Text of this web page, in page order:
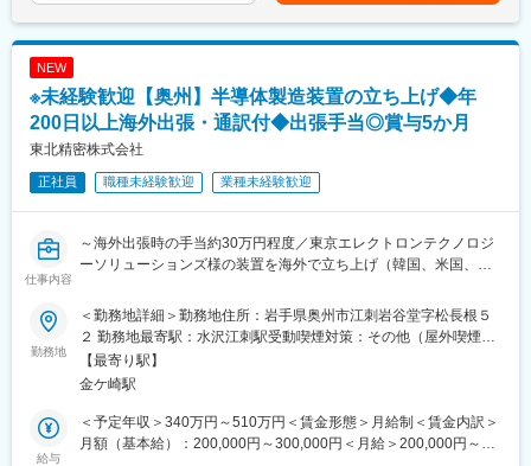
■当社の特徴
◇当社は岩手県の県庁所在地盛岡市から北に車で40分ほどの八幡
平（はちまんたい）市にあるプラスチック関連のメーカーです。
射出成形という技術で、自動車・医療・エネルギー・記憶媒体分
ある大手メーカーを経て、世界中で多くの人々の仕事や生活に役
立っています。日本の本社は社員数110人ほどの会社ですが、約
◇当社は積極的に「お客様にご提案」をし、「お客様と共に」研
究開発に取り組んでいます。製品の使用環境、ミクロン単位の精
度、不良品ゼロなど様々な課題を解決し、ひとつの製品を創り上
げるために、素材選定、金型設計・加工、生産設備開発、製造技
術、そして検証まで各分野のエンジニアが連携して進めていきま
す。
経済のグローバル化が加速するなか、これまでの高品質はもとよ
NEW
※未経験歓迎【奥州】半導体製造装置の立ち上げ◆年
200日以上海外出張・通訳付◆出張手当◎賞与5か月
東北精密株式会社
正社員 職種未経験歓迎 業種未経験歓迎
仕事内容
～海外出張時の手当約30万円程度／東京エレクトロンテクノロジ
ーソリューションズ様の装置を海外で立ち上げ（韓国、米国、台
■採用背景：
受注量増加に伴う増員での採用です。
■業務内容：
半導体製造装置メーカーTEL社製装置の立ち上げ業務をお任せし
ます。
具体的には、半導体製造装置の立上げ作業・検査作業・その他付
勤務地
＜勤務地詳細＞勤務地住所：岩手県奥州市江刺岩谷堂字松長根５
２ 勤務地最寄駅：水沢江刺駅受動喫煙対策：その他（屋外喫煙所
の設置）変更の範囲：会社の定める事業所
【最寄り駅】
金ケ崎駅
給与
＜予定年収＞340万円～510万円＜賃金形態＞月給制＜賃金内訳＞
月額（基本給）：200,000円～300,000円＜月給＞200,000円～